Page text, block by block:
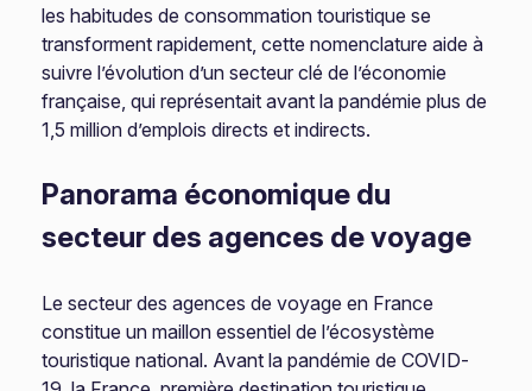
les habitudes de consommation touristique se
transforment rapidement, cette nomenclature aide à
suivre l’évolution d’un secteur clé de l’économie
française, qui représentait avant la pandémie plus de
1,5 million d’emplois directs et indirects.
Panorama économique du
secteur des agences de voyage
Le secteur des agences de voyage en France
constitue un maillon essentiel de l’écosystème
touristique national. Avant la pandémie de COVID-